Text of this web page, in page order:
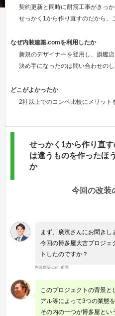
契約更新と同時に耐震工事がきっ
せっかく1から作り直すのだから
なぜ内装建築.comを利用したか
新規のデザイナーを登用し、旗艦
決め手になったのは問い合わせの
どこがよかったか
2社以上でのコンペ比較にメリット
せっかく1から作り直
は違うものを作ったほ
か
今回の改装
まず、廣濱さんにお聞きし
今回の博多屋大吉プロジェ
トしたのですか？
内装建築.com 前岡
このプロジェクトの背景と
アル等によって3つの業態
その内の一つが博多屋と